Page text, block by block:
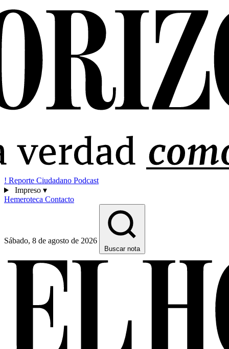
! Reporte Ciudadano Podcast
Impreso ▾
Hemeroteca Contacto
Sábado, 8 de agosto de 2026
Buscar nota